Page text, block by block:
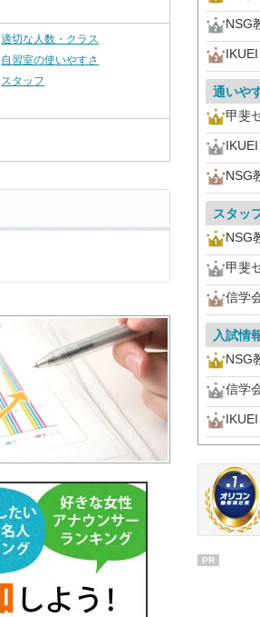
適切な人数・クラス
自習室の使いやすさ
スタッフ
NSG
IKUEI
通いや
甲斐
IKUEI
NSG
スタッ
NSG
甲斐
信学
入試情
NSG
信学
IKUEI
PR